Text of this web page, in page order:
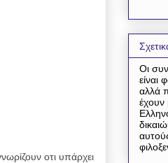
οτι υπάρχει
Οι
είναι
αλλά
έχουν